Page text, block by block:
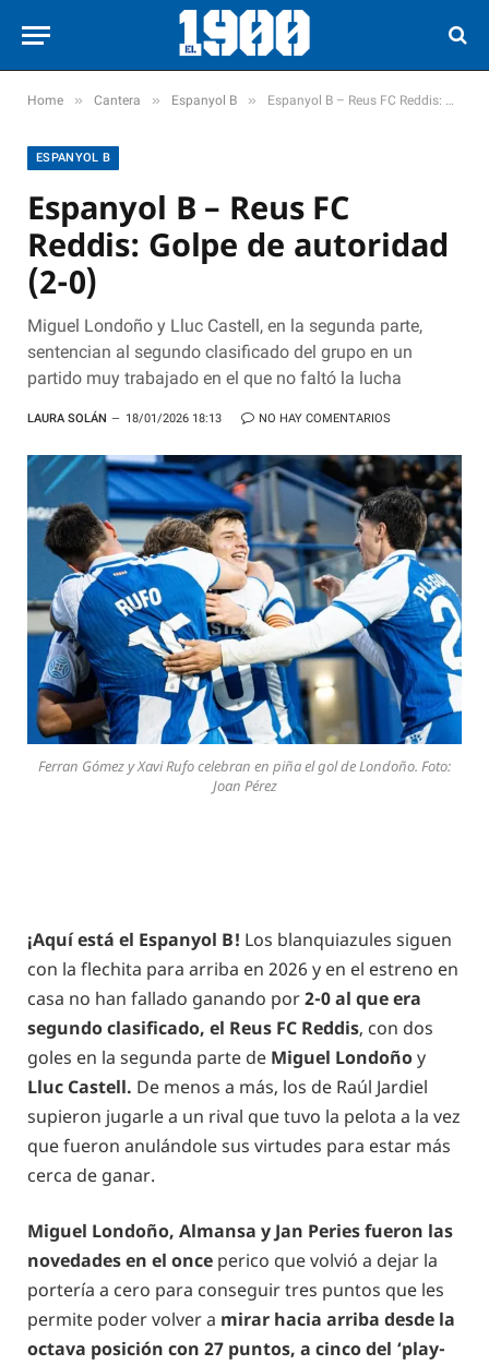
Home » Cantera » Espanyol B » Espanyol B – Reus FC Reddis: Golpe de autoridad (2-0)
ESPANYOL B
Espanyol B – Reus FC
Reddis: Golpe de autoridad
(2-0)
Miguel Londoño y Lluc Castell, en la segunda parte,
sentencian al segundo clasificado del grupo en un
partido muy trabajado en el que no faltó la lucha
LAURA SOLÁN 18/01/2026 18:13 NO HAY COMENTARIOS
Ferran Gómez y Xavi Rufo celebran en piña el gol de Londoño. Foto:
Joan Pérez
¡Aquí está el Espanyol B! Los blanquiazules siguen
con la flechita para arriba en 2026 y en el estreno en
casa no han fallado ganando por2-0 al que era
segundo clasificado, el Reus FC Reddis, con dos
goles en la segunda parte de Miguel Londoñoy
Lluc Castell. De menos a más, los de Raúl Jardiel
supieron jugarle a un rival que tuvo la pelota a la vez
que fueron anulándole sus virtudes para estar más
cerca de ganar.
Miguel Londoño, Almansa y Jan Peries fueron las
novedades en el once perico que volvió a dejar la
portería a cero para conseguir tres puntos que les
permite poder volver a mirar hacia arriba desde la
octava posición con 27 puntos, a cinco del ‘play-